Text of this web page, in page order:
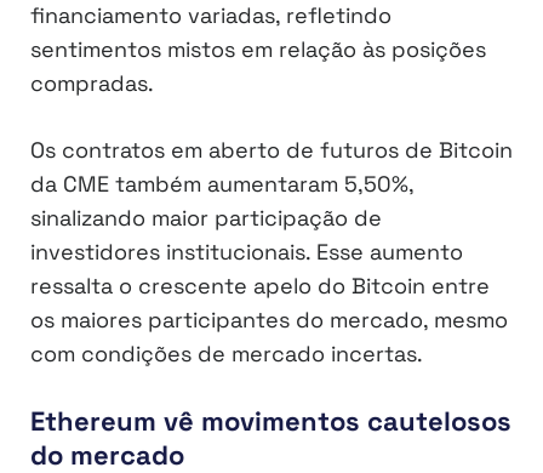
financiamento variadas, refletindo
sentimentos mistos em relação às posições
compradas.
Os contratos em aberto de futuros de Bitcoin
da CME também aumentaram 5,50%,
sinalizando maior participação de
investidores institucionais. Esse aumento
ressalta o crescente apelo do Bitcoin entre
os maiores participantes do mercado, mesmo
com condições de mercado incertas.
Ethereum vê movimentos cautelosos
do mercado